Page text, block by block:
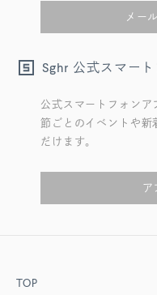
メー
Sghr 公式スマート
公式スマートフォンア
節ごとのイベントや新
だけます。
ア
TOP